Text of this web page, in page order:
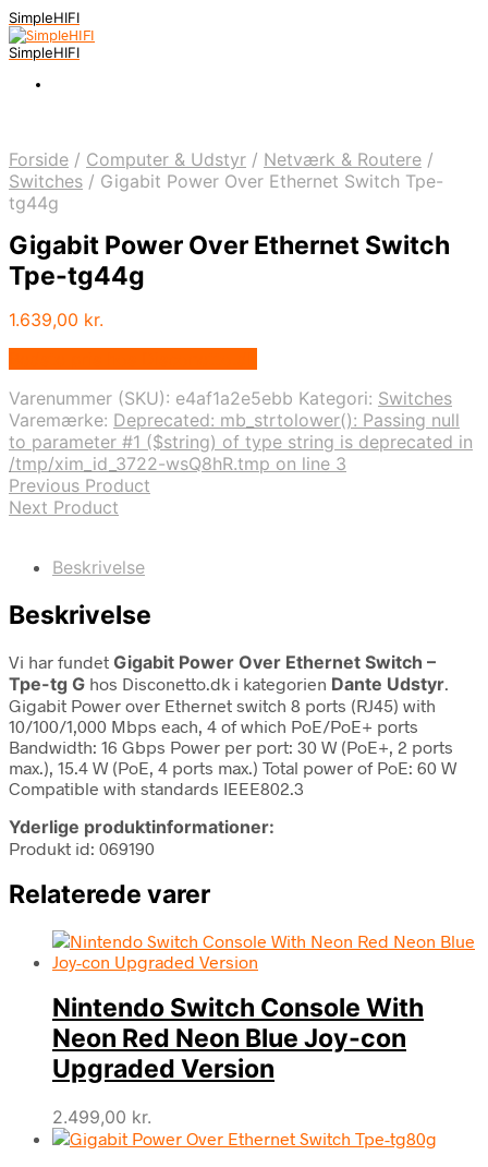
SimpleHIFI
SimpleHIFI
Forside / Computer & Udstyr / Netværk & Routere /
Switches / Gigabit Power Over Ethernet Switch Tpe-
tg44g
Gigabit Power Over Ethernet Switch
Tpe-tg44g
1.639,00 kr.
Varenummer (SKU): e4af1a2e5ebb Kategori: Switches
Varemærke: Deprecated: mb_strtolower(): Passing null
to parameter #1 ($string) of type string is deprecated in
/tmp/xim_id_3722-wsQ8hR.tmp on line 3
Previous Product
Next Product
Beskrivelse
Beskrivelse
Vi har fundet Gigabit Power Over Ethernet Switch –
Tpe-tg G hos Disconetto.dk i kategorien Dante Udstyr.
Gigabit Power over Ethernet switch 8 ports (RJ45) with
10/100/1,000 Mbps each, 4 of which PoE/PoE+ ports
Bandwidth: 16 Gbps Power per port: 30 W (PoE+, 2 ports
max.), 15.4 W (PoE, 4 ports max.) Total power of PoE: 60 W
Compatible with standards IEEE802.3
Yderlige produktinformationer:
Produkt id: 069190
Relaterede varer
Nintendo Switch Console With
Neon Red Neon Blue Joy-con
Upgraded Version
2.499,00 kr.